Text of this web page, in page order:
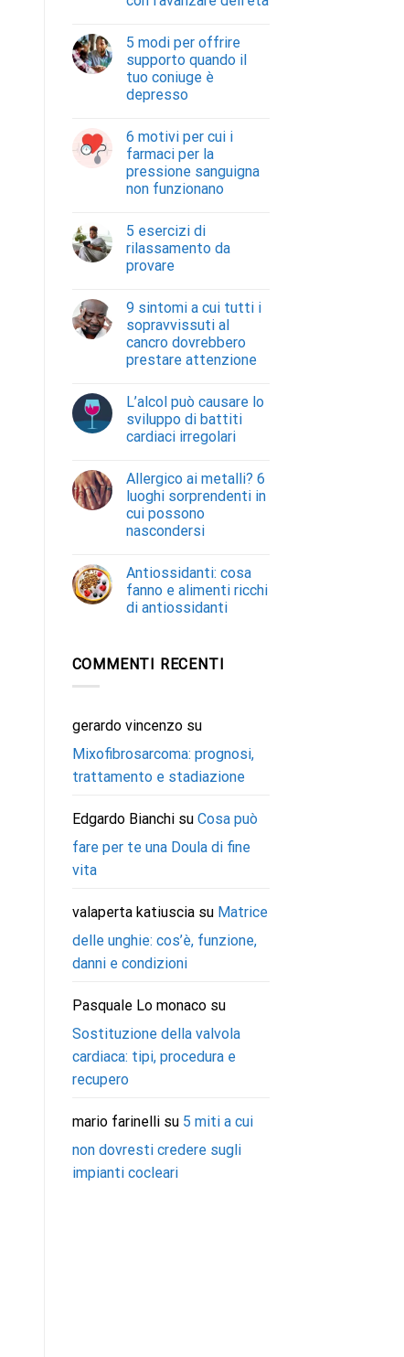
5 modi per offrire
supporto quando il
tuo coniuge è
depresso
6 motivi per cui i
farmaci per la
pressione sanguigna
non funzionano
5 esercizi di
rilassamento da
provare
9 sintomi a cui tutti i
sopravvissuti al
cancro dovrebbero
prestare attenzione
L’alcol può causare lo
sviluppo di battiti
cardiaci irregolari
Allergico ai metalli? 6
luoghi sorprendenti in
cui possono
nascondersi
Antiossidanti: cosa
fanno e alimenti ricchi
di antiossidanti
COMMENTI RECENTI
gerardo vincenzosu
Mixofibrosarcoma: prognosi,
trattamento e stadiazione
Edgardo Bianchisu Cosa può
fare per te una Doula di fine
vita
valaperta katiusciasu Matrice
delle unghie: cos’è, funzione,
danni e condizioni
Pasquale Lo monacosu
Sostituzione della valvola
cardiaca: tipi, procedura e
recupero
mario farinellisu 5 miti a cui
non dovresti credere sugli
impianti cocleari